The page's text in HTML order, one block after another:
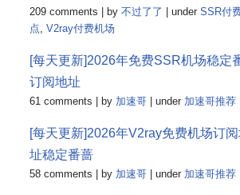
209 comments by 不过了了 under SSR付
点, V2ray付费机场
[每天更新]2026年免费SSR机场稳定
订阅地址
61 comments by 加速哥 under 加速哥推荐
[每天更新]2026年V2ray免费机场订
址稳定番蔷
58 comments by 加速哥 under 加速哥推荐